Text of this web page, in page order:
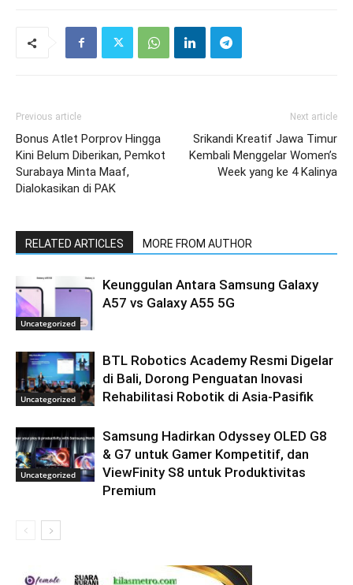
Previous article
Bonus Atlet Porprov Hingga
Kini Belum Diberikan, Pemkot
Surabaya Minta Maaf,
Dialokasikan di PAK
Next article
Srikandi Kreatif Jawa Timur
Kembali Menggelar Women’s
Week yang ke 4 Kalinya
RELATED ARTICLES MORE FROM AUTHOR
Uncategorized
Keunggulan Antara Samsung Galaxy
A57 vs Galaxy A55 5G
Uncategorized
BTL Robotics Academy Resmi Digelar
di Bali, Dorong Penguatan Inovasi
Rehabilitasi Robotik di Asia-Pasifik
Uncategorized
Samsung Hadirkan Odyssey OLED G8
& G7 untuk Gamer Kompetitif, dan
ViewFinity S8 untuk Produktivitas
Premium